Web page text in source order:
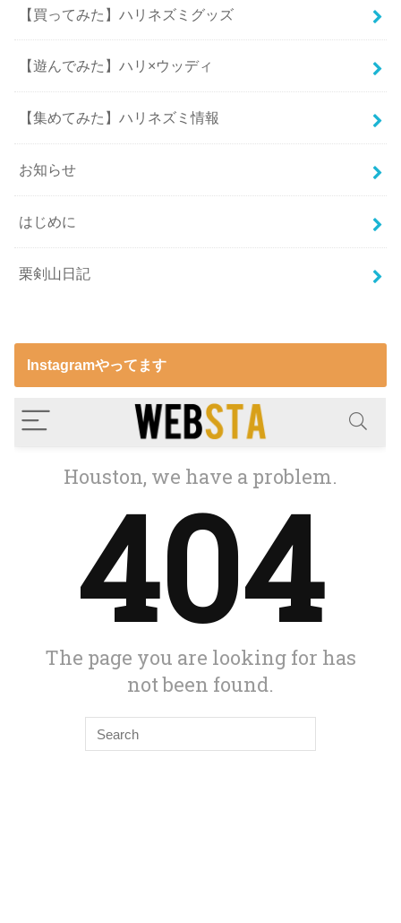
【買ってみた】ハリネズミグッズ
【遊んでみた】ハリ×ウッディ
【集めてみた】ハリネズミ情報
お知らせ
はじめに
栗剣山日記
Instagramやってます